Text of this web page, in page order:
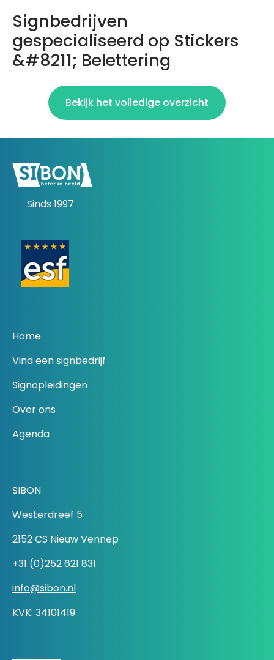
Signbedrijven
gespecialiseerd op Stickers
&#8211; Belettering
Bekijk het volledige overzicht
Sinds 1997
Home
Vind een signbedrijf
Signopleidingen
Over ons
Agenda
SIBON
Westerdreef 5
2152 CS Nieuw Vennep
+31 (0)252 621 831
info@sibon.nl
KVK: 34101419